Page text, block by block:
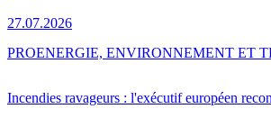
27.07.2026
Incendies ravageurs : l'exécutif européen
PROENERGIE, ENVIRONNEMENT ET